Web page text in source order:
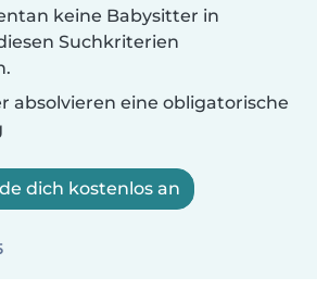
keine Babysitter in
Suchkriterien
absolvieren eine obligatorische
dich kostenlos an